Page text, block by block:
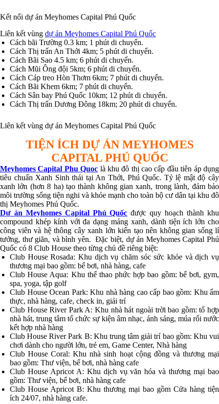
Kết nối dự án Meyhomes Capital Phú Quốc
Liên kết vùng dự án Meyhomes Capital Phú Quốc
Cách bãi Trường 0.3 km; 1 phút di chuyển.
Cách Thị trấn An Thới 4km; 5 phút di chuyển.
Cách Bãi Sao 4.5 km; 6 phút di chuyển.
Cách Mũi Ông đội 5km; 6 phút di chuyển.
Cách Cáp treo Hòn Thơm 6km; 7 phút di chuyển.
Cách Bãi Khem 6km; 7 phút di chuyển.
Cách Sân bay Phú Quốc 10km; 12 phút di chuyển.
Cách Thị trấn Dương Đông 18km; 20 phút di chuyển.
Liên kết vùng dự án Meyhomes Capital Phú Quốc
TIỆN ÍCH DỰ ÁN MEYHOMES
CAPITAL PHÚ QUỐC
Meyhomes Capital Phu Quoc là khu đô thị cao cấp đầu tiên áp dụng
tiêu chuẩn Xanh Sinh thái tại An Thới, Phú Quốc. Tỷ lệ mật độ cây
xanh lớn (hơn 8 ha) tạo thành không gian xanh, trong lành, đảm bảo
môi trường sống tiện nghi và khỏe mạnh cho toàn bộ cư dân tại khu đô
thị Meyhomes Phú Quốc.
Dự án Meyhomes Capital Phú Quốc được quy hoạch thành khu
compound khép kính với đa dạng mảng xanh, dành tiện ích lớn cho
công viên và hệ thông cây xanh lớn kiến tạo nên không gian sống lí
tưởng, thư giãn, và bình yên. Đặc biệt, dự án Meyhomes Capital Phú
Quốc có 8 Club House theo từng chủ đề riêng biệt:
Club House Rosada: Khu dịch vụ chăm sóc sức khỏe và dịch vụ
thương mại bao gồm: bể bơi, nhà hàng, cafe
Club House Aqua: Khu thể thao phức hợp bao gồm: bể bơi, gym,
spa, yoga, tập golf
Club House Ocean Park: Khu nhà hàng cao cấp bao gồm: Khu ẩm
thực, nhà hàng, cafe, check in, giải trí
Club House River Park A: Khu nhà hát ngoài trời bao gồm: tổ hợp
nhà hát, trung tâm tổ chức sự kiện âm nhạc, ánh sáng, múa rối nước
kết hợp nhà hàng
Club House River Park B: Khu trung tâm giải trí bao gồm: Khu vui
chơi dành cho người lớn, trẻ em, Game Center, Nhà hàng
Club House Coral: Khu nhà sinh hoạt cộng đồng và thương mại
bao gồm: Thư viện, bể bơi, nhà hàng cafe
Club House Apricot A: Khu dịch vụ văn hóa và thương mại bao
gồm: Thư viện, bể bơi, nhà hàng cafe
Club House Apricot B: Khu thương mại bao gồm Cửa hàng tiện
ích 24/07, nhà hàng cafe.